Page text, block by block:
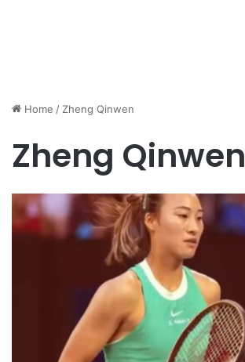
Home / Zheng Qinwen
Zheng Qinwen